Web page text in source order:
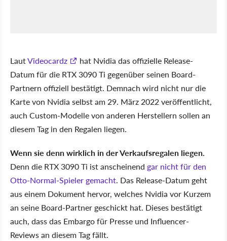
LautVideocardz
hat Nvidia das offizielle Release-
Datum für die RTX 3090 Ti gegenüber seinen Board-
Partnern offiziell bestätigt. Demnach wird nicht nur die
Karte von Nvidia selbst am 29. März 2022 veröffentlicht,
auch Custom-Modelle von anderen Herstellern sollen an
diesem Tag in den Regalen liegen.
Wenn sie denn wirklich in der Verkaufsregalen liegen.
Denn die RTX 3090 Ti ist anscheinend gar nicht für den
Otto-Normal-Spieler gemacht. Das Release-Datum geht
aus einem Dokument hervor, welches Nvidia vor Kurzem
an seine Board-Partner geschickt hat. Dieses bestätigt
auch, dass das Embargo für Presse und Influencer-
Reviews an diesem Tag fällt.